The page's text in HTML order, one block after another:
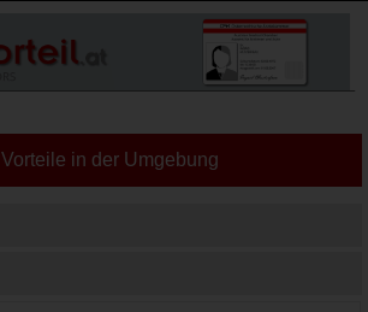
Vorteile in der Umgebung